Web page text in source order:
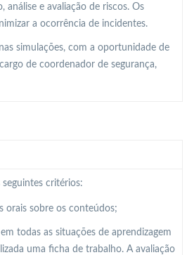
e avaliação de riscos. Os
a ocorrência de incidentes.
simulações, com a oportunidade de
de coordenador de segurança,
critérios:
orais sobre os conteúdos;
todas as situações de aprendizagem
uma ficha de trabalho. A avaliação